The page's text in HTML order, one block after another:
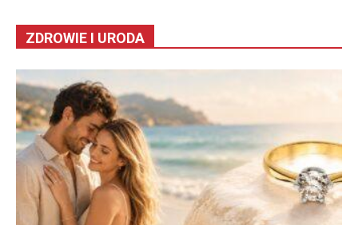
ZDROWIE I URODA